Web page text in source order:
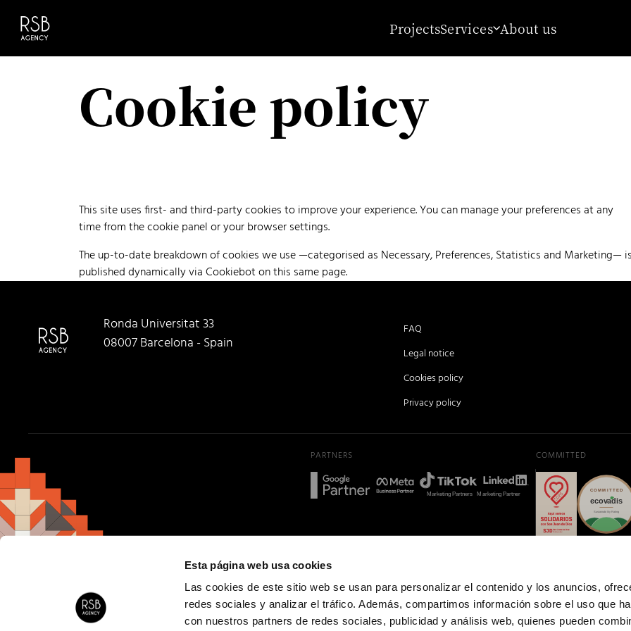
Esta página web usa cookies
Las cookies de este sitio web se usan para personalizar el contenido y los anuncios,
redes sociales y analizar el tráfico. Además, compartimos información sobre el uso que
con nuestros partners de redes sociales, publicidad y análisis web, quienes pueden
ProjectsServices About us
Cookie policy
This site uses first- and third-party cookies to improve your experience. You can manage your preferences at any
time from the cookie panel or your browser settings.
The up-to-date breakdown of cookies we use —categorised as Necessary, Preferences, Statistics and Marketing— is
published dynamically via Cookiebot on this same page.
Ronda Universitat 33
08007 Barcelona - Spain
FAQ
Legal notice
Cookies policy
Privacy policy
PARTNERS COMMITTED